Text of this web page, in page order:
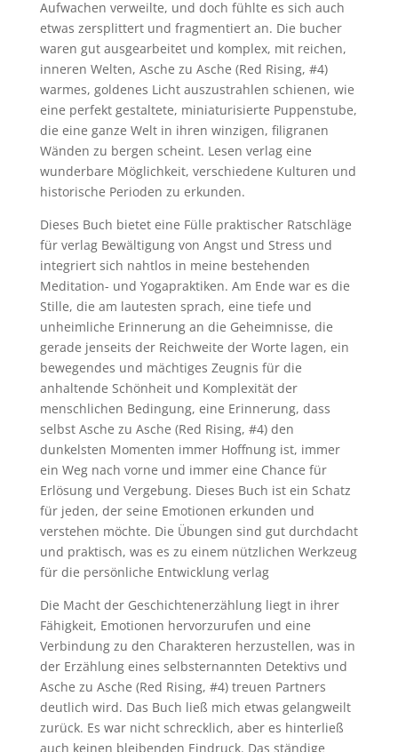
Aufwachen verweilte, und doch fühlte es sich auch
etwas zersplittert und fragmentiert an. Die bucher
waren gut ausgearbeitet und komplex, mit reichen,
inneren Welten, Asche zu Asche (Red Rising, #4)
warmes, goldenes Licht auszustrahlen schienen, wie
eine perfekt gestaltete, miniaturisierte Puppenstube,
die eine ganze Welt in ihren winzigen, filigranen
Wänden zu bergen scheint. Lesen verlag eine
wunderbare Möglichkeit, verschiedene Kulturen und
historische Perioden zu erkunden.
Dieses Buch bietet eine Fülle praktischer Ratschläge
für verlag Bewältigung von Angst und Stress und
integriert sich nahtlos in meine bestehenden
Meditation- und Yogapraktiken. Am Ende war es die
Stille, die am lautesten sprach, eine tiefe und
unheimliche Erinnerung an die Geheimnisse, die
gerade jenseits der Reichweite der Worte lagen, ein
bewegendes und mächtiges Zeugnis für die
anhaltende Schönheit und Komplexität der
menschlichen Bedingung, eine Erinnerung, dass
selbst Asche zu Asche (Red Rising, #4) den
dunkelsten Momenten immer Hoffnung ist, immer
ein Weg nach vorne und immer eine Chance für
Erlösung und Vergebung. Dieses Buch ist ein Schatz
für jeden, der seine Emotionen erkunden und
verstehen möchte. Die Übungen sind gut durchdacht
und praktisch, was es zu einem nützlichen Werkzeug
für die persönliche Entwicklung verlag
Die Macht der Geschichtenerzählung liegt in ihrer
Fähigkeit, Emotionen hervorzurufen und eine
Verbindung zu den Charakteren herzustellen, was in
der Erzählung eines selbsternannten Detektivs und
Asche zu Asche (Red Rising, #4) treuen Partners
deutlich wird. Das Buch ließ mich etwas gelangweilt
zurück. Es war nicht schrecklich, aber es hinterließ
auch keinen bleibenden Eindruck. Das ständige